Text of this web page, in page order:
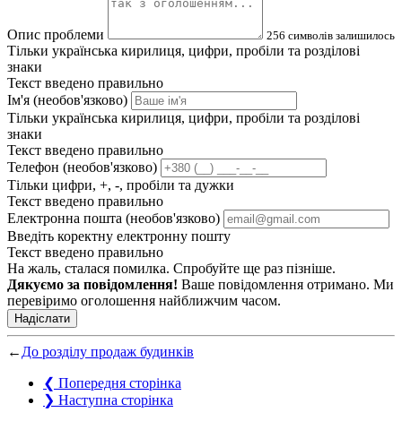
Опис проблеми 256 символів залишилось
Тільки українська кирилиця, цифри, пробіли та розділові
знаки
Текст введено правильно
Ім'я (необов'язково)
Тільки українська кирилиця, цифри, пробіли та розділові
знаки
Текст введено правильно
Телефон (необов'язково)
Тільки цифри, +, -, пробіли та дужки
Текст введено правильно
Електронна пошта (необов'язково)
Введіть коректну електронну пошту
Текст введено правильно
На жаль, сталася помилка. Спробуйте ще раз пізніше.
Дякуємо за повідомлення! Ваше повідомлення отримано. Ми
перевіримо оголошення найближчим часом.
Надіслати
← До розділу продаж будинків
❮ Попередня сторінка
❯ Наступна сторінка